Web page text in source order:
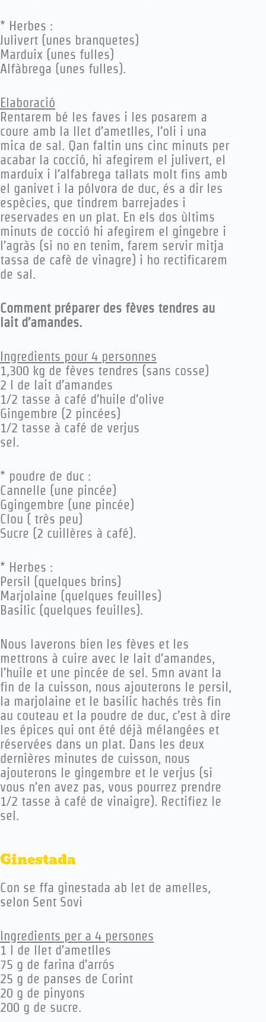
* Herbes :
Julivert (unes branquetes)
Marduix (unes fulles)
Alfàbrega (unes fulles).
Elaboració
Rentarem bé les faves i les posarem a
coure amb la llet d’ametlles, l’oli i una
mica de sal. Qan faltin uns cinc minuts per
acabar la cocció, hi afegirem el julivert, el
marduix i l’alfabrega tallats molt fins amb
el ganivet i la pólvora de duc, és a dir les
espècies, que tindrem barrejades i
reservades en un plat. En els dos ùltims
minuts de cocció hi afegirem el gingebre i
l’agràs (si no en tenim, farem servir mitja
tassa de cafè de vinagre) i ho rectificarem
de sal.
Comment préparer des fèves tendres au
lait d’amandes.
Ingredients pour 4 personnes
1,300 kg de fèves tendres (sans cosse)
2 l de lait d’amandes
1/2 tasse à café d’huile d’olive
Gingembre (2 pincées)
1/2 tasse à café de verjus
sel.
* poudre de duc :
Cannelle (une pincée)
Ggingembre (une pincée)
Clou ( très peu)
Sucre (2 cuillères à café).
* Herbes :
Persil (quelques brins)
Marjolaine (quelques feuilles)
Basilic (quelques feuilles).
Nous laverons bien les fèves et les
mettrons à cuire avec le lait d’amandes,
l’huile et une pincée de sel. 5mn avant la
fin de la cuisson, nous ajouterons le persil,
la marjolaine et le basilic hachés très fin
au couteau et la poudre de duc, c’est à dire
les épices qui ont été déjà mélangées et
réservées dans un plat. Dans les deux
dernières minutes de cuisson, nous
ajouterons le gingembre et le verjus (si
vous n’en avez pas, vous pourrez prendre
1/2 tasse à café de vinaigre). Rectifiez le
sel.
Ginestada
Con se ffa ginestada ab let de amelles,
selon Sent Sovi
Ingredients per a 4 persones
1 l de llet d’ametlles
75 g de farina d’arrós
25 g de panses de Corint
20 g de pinyons
200 g de sucre.